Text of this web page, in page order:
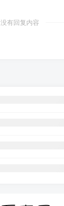
没有回复内容